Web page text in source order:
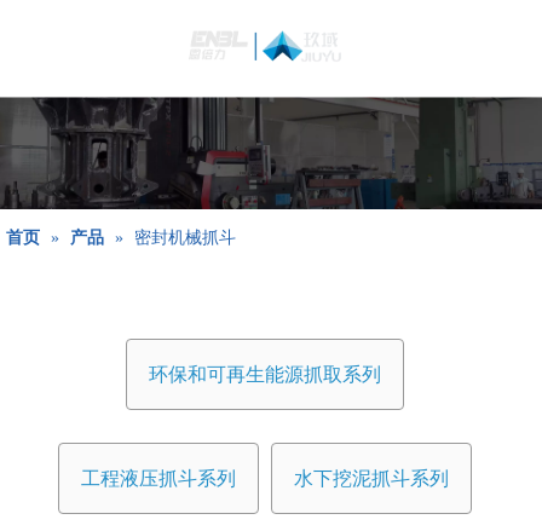
indonesia
日本語
Pусский
首页 » 产品 » 密封机械抓斗
环保和可再生能源抓取系列
工程液压抓斗系列 水下挖泥抓斗系列